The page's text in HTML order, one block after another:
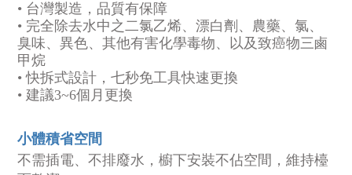
• 台灣製造，品質有保障
• 完全除去水中之二氯乙烯、漂白劑、農藥、氯、
臭味、異色、其他有害化學毒物、以及致癌物三鹵
甲烷
• 快拆式設計，七秒免工具快速更換
• 建議3~6個月更換
小體積省空間
不需插電、不排廢水，櫥下安裝不佔空間，維持檯